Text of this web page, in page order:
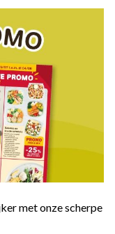
met onze scherpe